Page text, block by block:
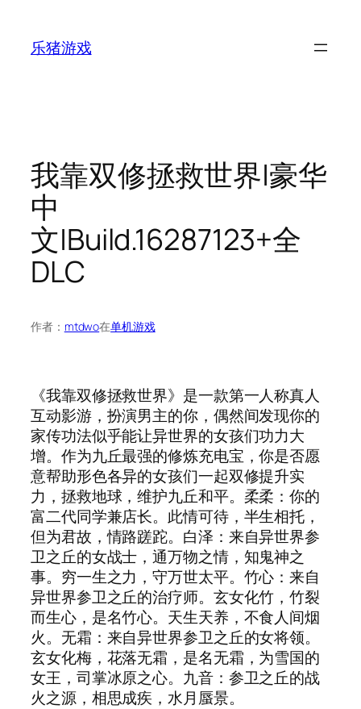
乐猪游戏
我靠双修拯救世界|豪华
中
文|Build.16287123+全
DLC
作者： mtdwo在单机游戏
《我靠双修拯救世界》是一款第一人称真人
互动影游，扮演男主的你，偶然间发现你的
家传功法似乎能让异世界的女孩们功力大
增。作为九丘最强的修炼充电宝，你是否愿
意帮助形色各异的女孩们一起双修提升实
力，拯救地球，维护九丘和平。柔柔：你的
富二代同学兼店长。此情可待，半生相托，
但为君故，情路蹉跎。白泽：来自异世界参
卫之丘的女战士，通万物之情，知鬼神之
事。穷一生之力，守万世太平。竹心：来自
异世界参卫之丘的治疗师。玄女化竹，竹裂
而生心，是名竹心。天生天养，不食人间烟
火。无霜：来自异世界参卫之丘的女将领。
玄女化梅，花落无霜，是名无霜，为雪国的
女王，司掌冰原之心。九音：参卫之丘的战
火之源，相思成疾，水月蜃景。